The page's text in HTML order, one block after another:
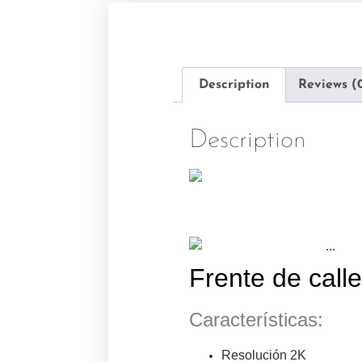
Description Reviews
Description
Frente de
Características:
Resolución 2K